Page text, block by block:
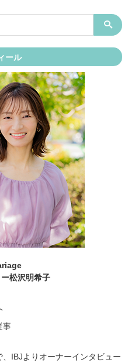
ール
松沢明希子
事
IBJよりオーナーインタビュー